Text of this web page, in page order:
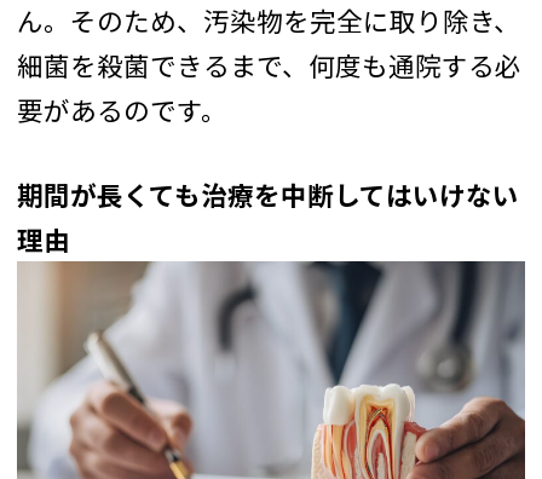
ん。そのため、汚染物を完全に取り除き、
細菌を殺菌できるまで、何度も通院する必
要があるのです。
期間が長くても治療を中断してはいけない
理由